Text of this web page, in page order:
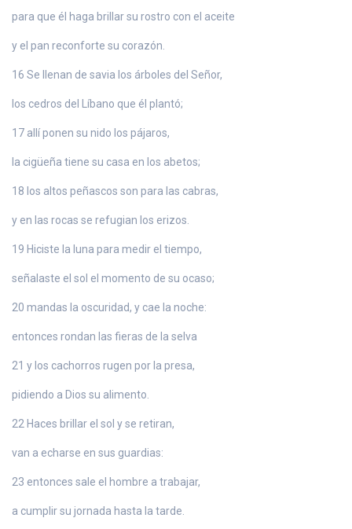
para que él haga brillar su rostro con el aceite
y el pan reconforte su corazón.
16 Se llenan de savia los árboles del Señor,
los cedros del Líbano que él plantó;
17 allí ponen su nido los pájaros,
la cigüeña tiene su casa en los abetos;
18 los altos peñascos son para las cabras,
y en las rocas se refugian los erizos.
19 Hiciste la luna para medir el tiempo,
señalaste el sol el momento de su ocaso;
20 mandas la oscuridad, y cae la noche:
entonces rondan las fieras de la selva
21 y los cachorros rugen por la presa,
pidiendo a Dios su alimento.
22 Haces brillar el sol y se retiran,
van a echarse en sus guardias:
23 entonces sale el hombre a trabajar,
a cumplir su jornada hasta la tarde.